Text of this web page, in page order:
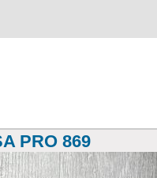
PRO 869